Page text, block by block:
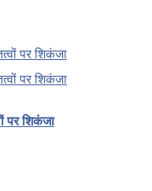
पर शिकंजा